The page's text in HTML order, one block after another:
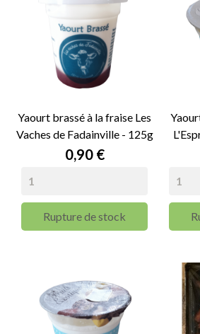
Yaourt brassé à la fraise Les
Vaches de Fadainville - 125g
Prix
0,90 €
Rupture de stock